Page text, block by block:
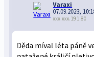
Varaxi
07.09.2023,
xxx.xxx.191.80
Děda míval léta páně